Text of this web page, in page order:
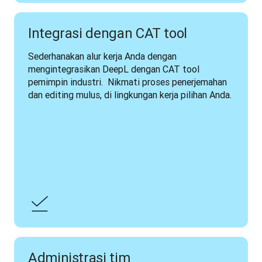
Integrasi dengan CAT tool
Sederhanakan alur kerja Anda dengan
mengintegrasikan DeepL dengan CAT tool
pemimpin industri.  Nikmati proses penerjemahan
dan editing mulus, di lingkungan kerja pilihan Anda.
Administrasi tim